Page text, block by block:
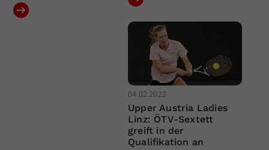
04.02.2023
Upper Austria Ladies
Linz: ÖTV-Sextett
greift in der
Qualifikation an